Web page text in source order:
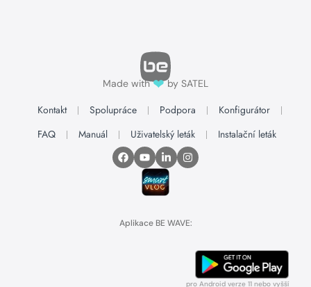
Made with❤by SATEL
Kontakt Spolupráce Podpora
Konfigurátor
FAQ
Manuál Uživatelský leták Instalační leták
Aplikace BE WAVE:
pro Android verze 11 nebo vyšší